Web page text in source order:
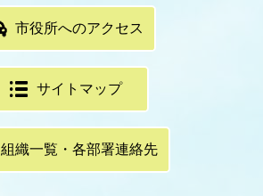
市役所へのアクセス
サイトマップ
組織一覧・各部署連絡先